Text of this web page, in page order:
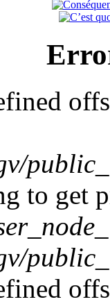
to get